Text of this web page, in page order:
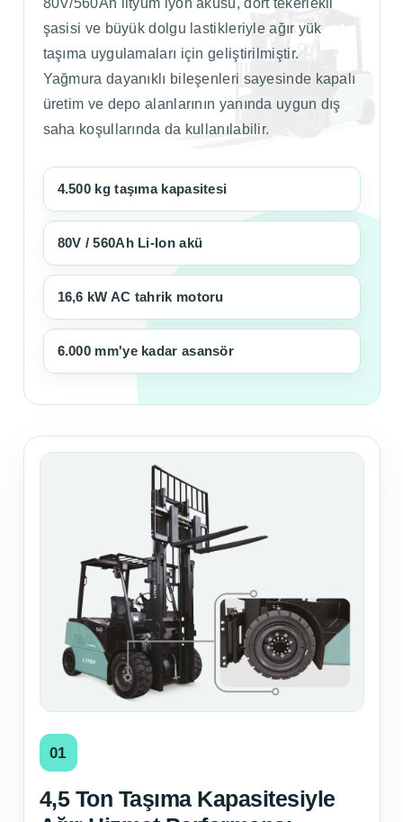
şasisi ve büyük dolgu lastikleriyle ağır yük
taşıma uygulamaları için geliştirilmiştir.
Yağmura dayanıklı bileşenleri sayesinde kapalı
üretim ve depo alanlarının yanında uygun dış
saha koşullarında da kullanılabilir.
4.500 kg taşıma kapasitesi
80V / 560Ah Li-Ion akü
16,6 kW AC tahrik motoru
6.000 mm'ye kadar asansör
01
4,5 Ton Taşıma Kapasitesiyle